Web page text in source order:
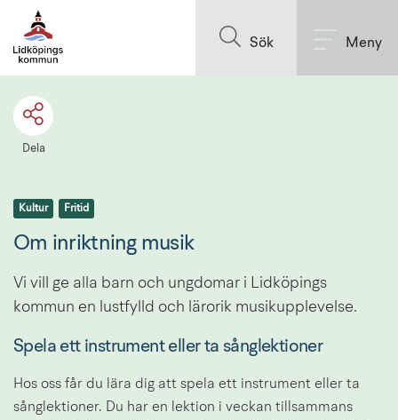
Sök Meny
Dela
Kultur Fritid
Om inriktning musik
Vi vill ge alla barn och ungdomar i Lidköpings
kommun en lustfylld och lärorik musikupplevelse.
Spela ett instrument eller ta sånglektioner
Hos oss får du lära dig att spela ett instrument eller ta
sånglektioner. Du har en lektion i veckan tillsammans